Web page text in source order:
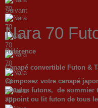
Suivant
Nara 70
Référence
Canapé convertible Futon &
Composez votre canapé
matelas futons, de sommier
appoint ou lit futon de tous